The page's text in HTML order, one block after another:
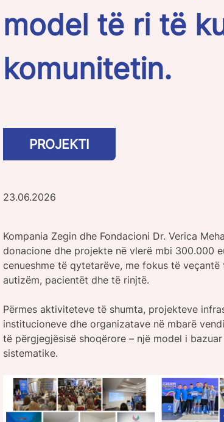
model të ri të
komunitetin.
PROJEKTI
23.06.2026
Kompania Zegin dhe Fondacioni Dr. Verica
donacione dhe projekte në vlerë mbi 300.000
cenueshme të qytetarëve, me fokus të
autizëm, pacientët dhe të rinjtë.
Përmes aktiviteteve të shumta, projekteve
institucioneve dhe organizatave në mbarë
të përgjegjësisë shoqërore – një model i
sistematike.